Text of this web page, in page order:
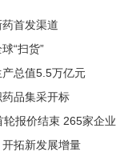
首发渠道
“扫货”
产总值5.5万亿元
品集采开标
报价结束 265家企
拓新发展增量